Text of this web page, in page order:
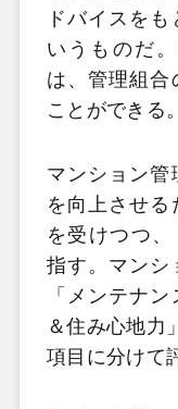
ドバイスを
いうものだ
は、管理組合
ことができる。
マンション管
を向上させる
を受けつつ、
指す。マンシ
「メンテナ
＆住み心地力
項目に分けて